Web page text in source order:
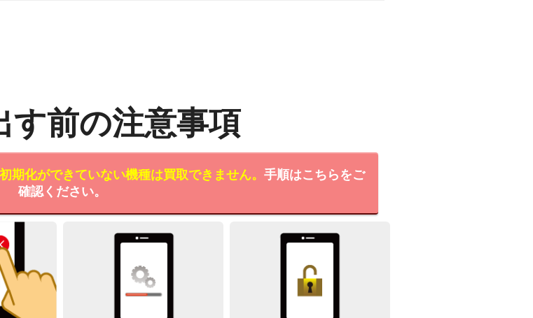
す前の注意事項
期化ができていない機種は買取できません。 手順はこちらをご
確認ください。